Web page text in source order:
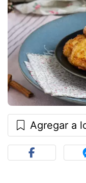
Agregar a